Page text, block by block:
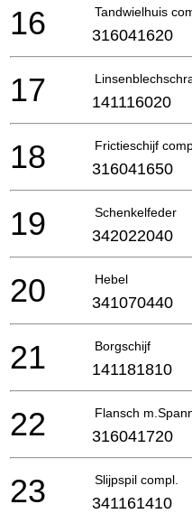
Tandwielhuis
16 316041620
17 141116020
Frictieschijf
18 316041650
Schenkelfeder
19 342022040
Hebel
20 341070440
Borgschijf
21 141181810
Flansch
22 316041720
Slijpspil compl.
23 341161410